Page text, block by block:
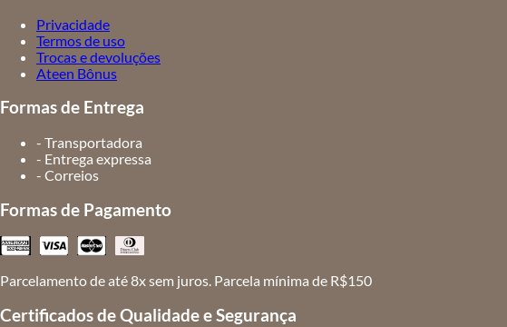
Privacidade
Termos de uso
Trocas e devoluções
Ateen Bônus
Formas de Entrega
- Transportadora
- Entrega expressa
- Correios
Formas de Pagamento
Parcelamento de até 8x sem juros. Parcela mínima de R$150
Certificados de Qualidade e Segurança